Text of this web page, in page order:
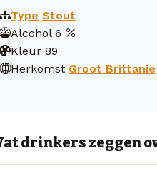
Type Stout
Alcohol 6
Kleur 89
Herkomst Groot Brittanië
drinkers zeggen